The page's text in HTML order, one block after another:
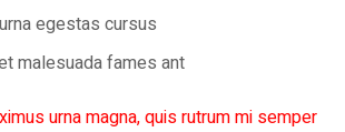
egestas cursus
malesuada fames ant
urna magna, quis rutrum mi semper